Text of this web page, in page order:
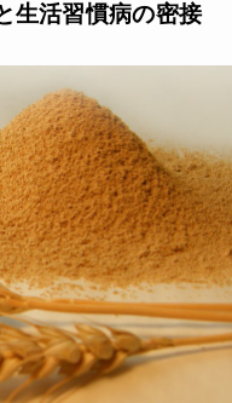
生活習慣病の密接